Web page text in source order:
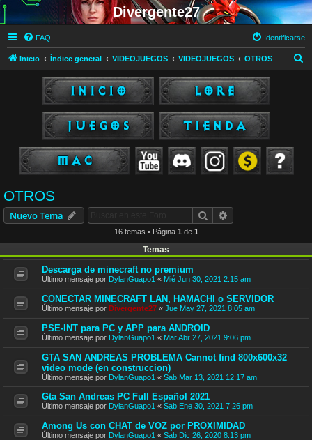
Divergente27
FAQ Identificarse
Inicio Índice general VIDEOJUEGOS VIDEOJUEGOS OTROS
OTROS
Nuevo Tema Buscar
16 temas • Página 1 de 1
Temas
Descarga de minecraft no premium
Último mensaje por DylanGuapo1 « Mié Jun 30, 2021 2:15 am
CONECTAR MINECRAFT LAN, HAMACHI o SERVIDOR
Último mensaje por Divergente27 « Jue May 27, 2021 8:05 am
PSE-INT para PC y APP para ANDROID
Último mensaje por DylanGuapo1 « Mar Abr 27, 2021 9:06 pm
GTA SAN ANDREAS PROBLEMA Cannot find 800x600x32
video mode (en construccion)
Último mensaje por DylanGuapo1 « Sab Mar 13, 2021 12:17 am
Gta San Andreas PC Full Español 2021
Último mensaje por DylanGuapo1 « Sab Ene 30, 2021 7:26 pm
Among Us con CHAT de VOZ por PROXIMIDAD
Último mensaje por DylanGuapo1 « Sab Dic 26, 2020 8:13 pm